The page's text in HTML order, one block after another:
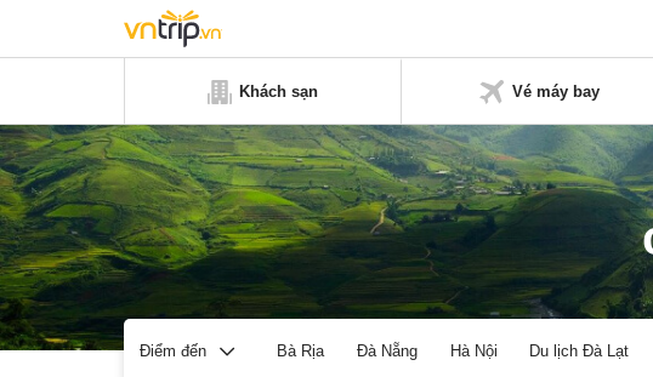
Khách sạn Vé máy bay
Điểm đến Bà Rịa Đà Nẵng Hà Nội Du lịch Đà Lạt